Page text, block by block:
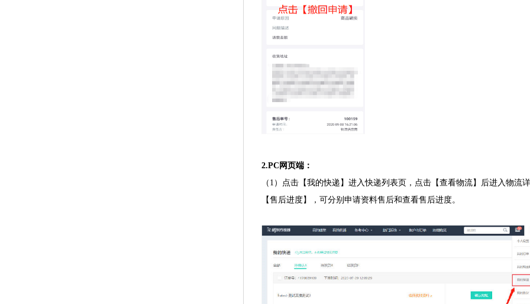
2.PC 网页端：
（1）点击【我的快递】进入快递列表页，点击【查看物流】后进入物流
【售后进度】，可分别申请资料售后和查看售后进度。